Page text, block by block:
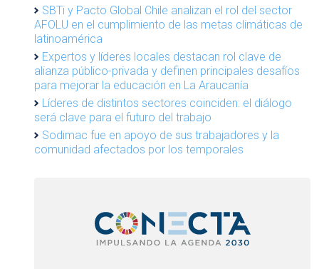
SBTi y Pacto Global Chile analizan el rol del sector
AFOLU en el cumplimiento de las metas climáticas de
latinoamérica
Expertos y líderes locales destacan rol clave de
alianza público-privada y definen principales desafíos
para mejorar la educación en La Araucanía
Líderes de distintos sectores coinciden: el diálogo
será clave para el futuro del trabajo
Sodimac fue en apoyo de sus trabajadores y la
comunidad afectados por los temporales